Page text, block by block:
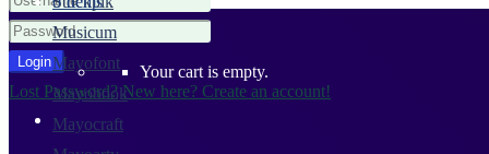
Lost Password? New here? Create an account!
Musicum
Mayofont
Mayobook
Mayocraft
Your cart is empty.